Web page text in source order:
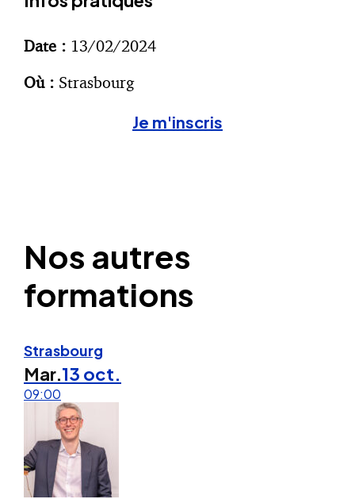
Date : 13/02/2024
Où : Strasbourg
Je m'inscris
Nos autres
formations
Strasbourg
Mar.13 oct.
09:00